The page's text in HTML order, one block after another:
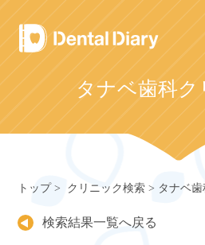
Skip
to
content
タナベ歯科ク
トップ クリニック検索 タナベ
検索結果一覧へ戻る